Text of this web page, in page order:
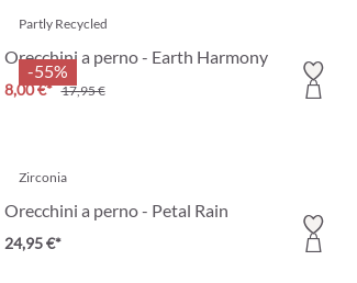
-55%
Partly Recycled
Orecchini a perno - Earth Harmony
8,00 €* 17,95 €
Zirconia
Orecchini a perno - Petal Rain
24,95 €*